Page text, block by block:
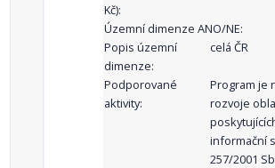
Kč):
Územní dimenze ANO/NE:
Popis územní
dimenze:
celá ČR
Podporované
aktivity:
Program je
rozvoje
informační
257/2001